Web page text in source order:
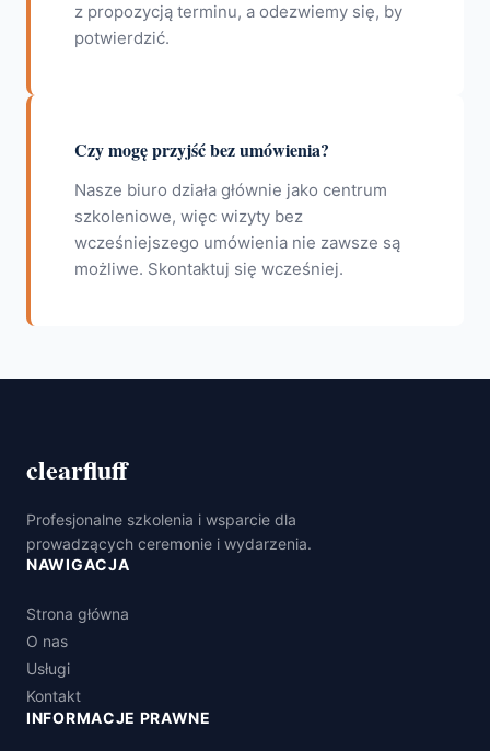
z propozycją terminu, a odezwiemy się, by
potwierdzić.
Czy mogę przyjść bez umówienia?
Nasze biuro działa głównie jako centrum
szkoleniowe, więc wizyty bez
wcześniejszego umówienia nie zawsze są
możliwe. Skontaktuj się wcześniej.
clearfluff
Profesjonalne szkolenia i wsparcie dla
prowadzących ceremonie i wydarzenia.
NAWIGACJA
Strona główna
O nas
Usługi
Kontakt
INFORMACJE PRAWNE